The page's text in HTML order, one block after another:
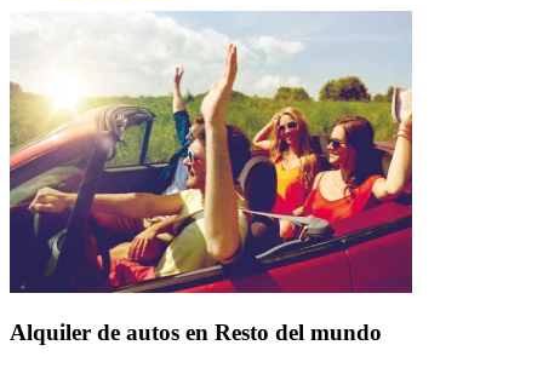
Alquiler de autos en Resto del mundo